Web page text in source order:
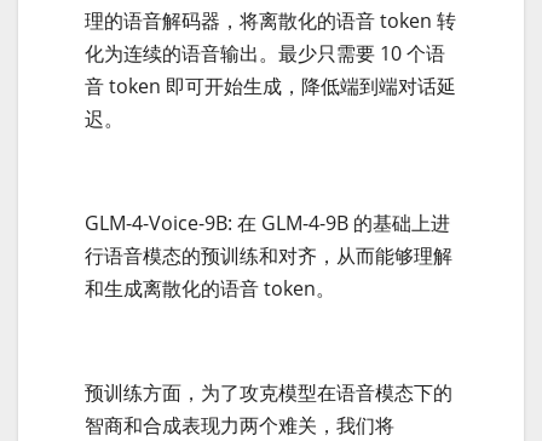
理的语音解码器，将离散化的语音 token 转
化为连续的语音输出。最少只需要 10 个语
音 token 即可开始生成，降低端到端对话延
迟。
GLM-4-Voice-9B: 在 GLM-4-9B 的基础上进
行语音模态的预训练和对齐，从而能够理解
和生成离散化的语音 token。
预训练方面，为了攻克模型在语音模态下的
智商和合成表现力两个难关，我们将